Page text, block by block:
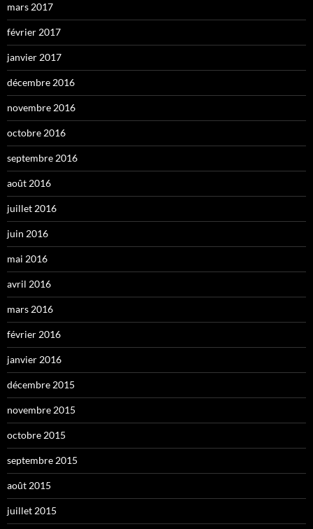
mars 2017
février 2017
janvier 2017
décembre 2016
novembre 2016
octobre 2016
septembre 2016
août 2016
juillet 2016
juin 2016
mai 2016
avril 2016
mars 2016
février 2016
janvier 2016
décembre 2015
novembre 2015
octobre 2015
septembre 2015
août 2015
juillet 2015